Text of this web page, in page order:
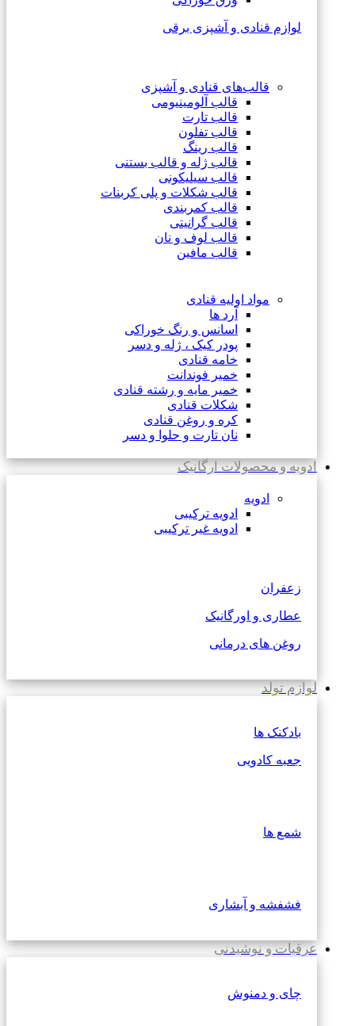
لوازم قنادی و آشپزی برقی
قالب‌های قنادی و آشپزی
قالب آلومینیومی
قالب تارت
قالب تفلون
قالب رینگ
قالب ژله و قالب بستنی
قالب سیلیکونی
قالب شکلات و پلی کربنات
قالب کمربندی
قالب گرانیتی
قالب لوف و نان
قالب مافین
مواد اولیه قنادی
آرد ها
اسانس و رنگ خوراکی
پودر کیک ، ژله و دسر
خامه قنادی
خمیر فوندانت
خمیر مایه و رشته قنادی
شکلات قنادی
کره و روغن قنادی
نان تارت و حلوا و دسر
ادویه و محصولات ارگانیک
ادویه
ادویه ترکیبی
ادویه غیر ترکیبی
زعفران
عطاری و اورگانیک
روغن های درمانی
لوازم تولد
بادکنک ها
جعبه کادویی
شمع ها
فشفشه و آبشاری
عرقیات و نوشیدنی
چای و دمنوش